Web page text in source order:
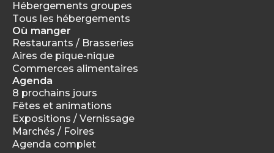
Hébergements groupes
Tous les hébergements
Où manger
Restaurants / Brasseries
Aires de pique-nique
Commerces alimentaires
Agenda
8 prochains jours
Fêtes et animations
Expositions / Vernissage
Marchés / Foires
Agenda complet